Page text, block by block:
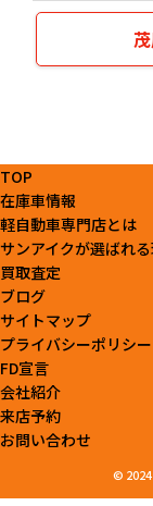
TOP
在庫車情報
軽自動車専門店とは
サンアイクが選ばれ
買取査定
ブログ
サイトマップ
プライバシーポリシー
FD宣言
会社紹介
来店予約
お問い合わせ
©